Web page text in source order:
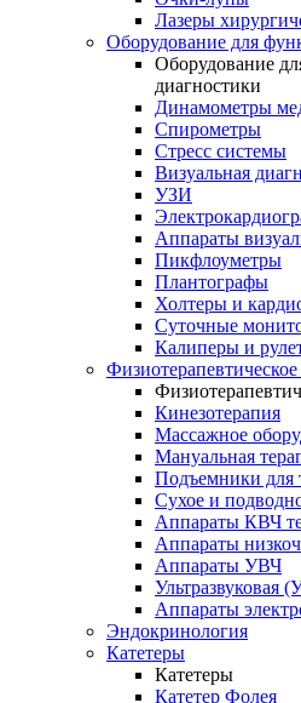
Лазеры
Оборудование для
Оборудование
диагностики
Динамометры
Спирометры
Стресс системы
Визуальная
УЗИ
Аппараты
Пикфлоуметры
Плантографы
Холтеры и
Суточные
Калиперы и
Кинезотерапия
Массажное
Мануальная
Подъемники для
Сухое и
Аппараты КВЧ
Аппараты
Аппараты УВЧ
Ультразвуковая
Аппараты
Эндокринология
Катетеры
Катетеры
Катетер Фолея